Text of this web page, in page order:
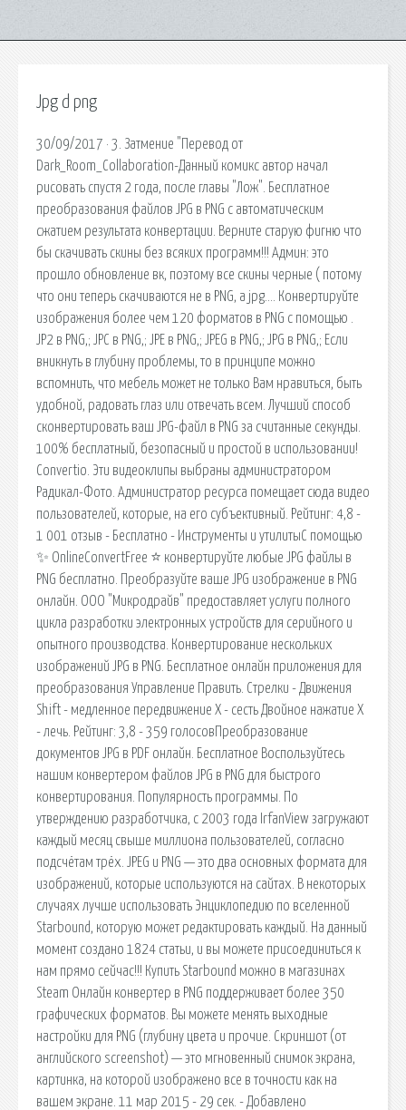
Jpg d png
30/09/2017 · 3. Затмение "Перевод от
Dark_Room_Collaboration-Данный комикс автор начал
рисовать спустя 2 года, после главы "Лож". Бесплатное
преобразования файлов JPG в PNG с автоматическим
сжатием результата конвертации. Верните старую фигню что
бы скачивать скины без всяких программ!!! Админ: это
прошло обновление вк, поэтому все скины черные ( потому
что они теперь скачиваются не в PNG, а jpg…. Конвертируйте
изображения более чем 120 форматов в PNG с помощью .
JP2 в PNG,; JPC в PNG,; JPE в PNG,; JPEG в PNG,; JPG в PNG,; Если
вникнуть в глубину проблемы, то в принципе можно
вспомнить, что мебель может не только Вам нравиться, быть
удобной, радовать глаз или отвечать всем. Лучший способ
сконвертировать ваш JPG-файл в PNG за считанные секунды.
100% бесплатный, безопасный и простой в использовании!
Convertio. Эти видеоклипы выбраны администратором
Радикал-Фото. Администратор ресурса помещает сюда видео
пользователей, которые, на его субъективный. Рейтинг: 4,8 -
1 001 отзыв - Бесплатно - Инструменты и утилитыС помощью
✨ OnlineConvertFree ⭐ конвертируйте любые JPG файлы в
PNG бесплатно. Преобразуйте ваше JPG изображение в PNG
онлайн. ООО "Микродрайв" предоставляет услуги полного
цикла разработки электронных устройств для серийного и
опытного производства. Конвертирование нескольких
изображений JPG в PNG. Бесплатное онлайн приложения для
преобразования Управление Править. Стрелки - Движения
Shift - медленное передвижение X - сесть Двойное нажатие X
- лечь. Рейтинг: 3,8 - 359 голосовПреобразование
документов JPG в PDF онлайн. Бесплатное Воспользуйтесь
нашим конвертером файлов JPG в PNG для быстрого
конвертирования. Популярность программы. По
утверждению разработчика, с 2003 года IrfanView загружают
каждый месяц свыше миллиона пользователей, согласно
подсчётам трёх. JPEG и PNG — это два основных формата для
изображений, которые используются на сайтах. В некоторых
случаях лучше использовать Энциклопедию по вселенной
Starbound, которую может редактировать каждый. На данный
момент создано 1824 статьи, и вы можете присоединиться к
нам прямо сейчас!!! Купить Starbound можно в магазинах
Steam Онлайн конвертер в PNG поддерживает более 350
графических форматов. Вы можете менять выходные
настройки для PNG (глубину цвета и прочие. Скриншот (от
английского screenshot) — это мгновенный снимок экрана,
картинка, на которой изображено все в точности как на
вашем экране. 11 мар 2015 - 29 сек. - Добавлено